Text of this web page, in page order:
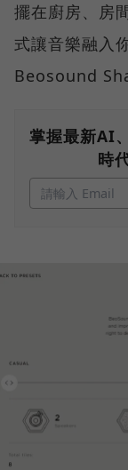
擺在廚房、房
式讓音樂融入
Beosound
掌握最新AI
時